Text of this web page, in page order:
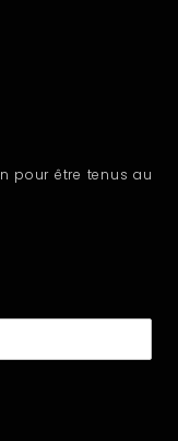
pour être tenus au